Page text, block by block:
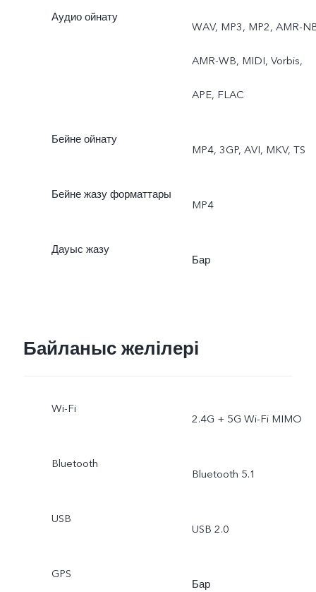
Аудио ойнату
WAV, MP3, MP2, AMR-
AMR-WB, MIDI, Vorbis,
APE, FLAC
Бейне ойнату
MP4, 3GP, AVI, MKV, TS
Бейне жазу форматтары
MP4
Дауыс жазу
Бар
Байланыс желілері
Wi-Fi
2.4G + 5G Wi-Fi MIMO
Bluetooth
Bluetooth 5.1
USB
USB 2.0
GPS
Бар